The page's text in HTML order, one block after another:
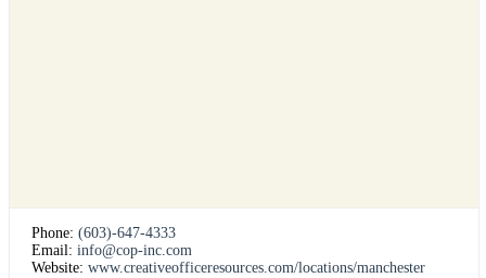
Phone: (603)-647-4333
Email: info@cop-inc.com
Website: www.creativeofficeresources.com/locations/manchester